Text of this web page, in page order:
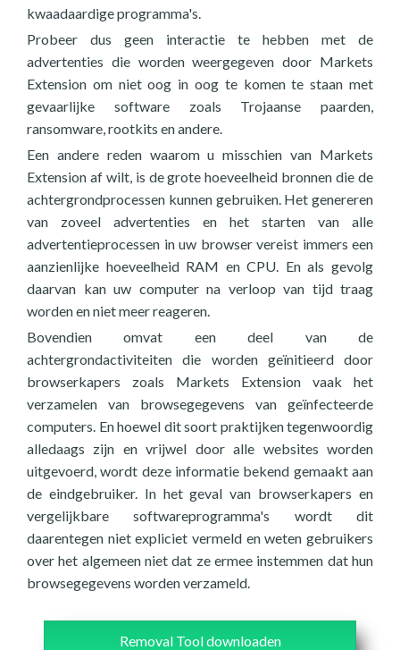
kwaadaardige programma's.
Probeer dus geen interactie te hebben met de
advertenties die worden weergegeven door Markets
Extension om niet oog in oog te komen te staan met
gevaarlijke software zoals Trojaanse paarden,
ransomware, rootkits en andere.
Een andere reden waarom u misschien van Markets
Extension af wilt, is de grote hoeveelheid bronnen die de
achtergrondprocessen kunnen gebruiken. Het genereren
van zoveel advertenties en het starten van alle
advertentieprocessen in uw browser vereist immers een
aanzienlijke hoeveelheid RAM en CPU. En als gevolg
daarvan kan uw computer na verloop van tijd traag
worden en niet meer reageren.
Bovendien omvat een deel van de
achtergrondactiviteiten die worden geïnitieerd door
browserkapers zoals Markets Extension vaak het
verzamelen van browsegegevens van geïnfecteerde
computers. En hoewel dit soort praktijken tegenwoordig
alledaags zijn en vrijwel door alle websites worden
uitgevoerd, wordt deze informatie bekend gemaakt aan
de eindgebruiker. In het geval van browserkapers en
vergelijkbare softwareprogramma's wordt dit
daarentegen niet expliciet vermeld en weten gebruikers
over het algemeen niet dat ze ermee instemmen dat hun
browsegegevens worden verzameld.
Removal Tool downloaden